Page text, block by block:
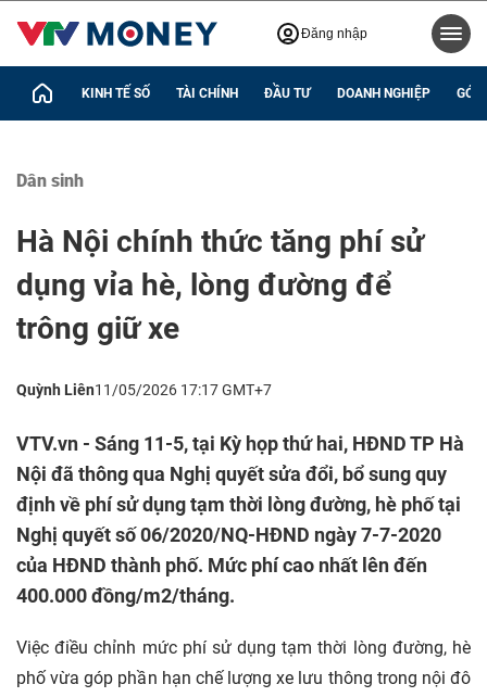
Đăng nhập
KINH TẾ SỐ TÀI CHÍNH ĐẦU TƯ DOANH NGHIỆP GÓC
Dân sinh
Hà Nội chính thức tăng phí sử
dụng vỉa hè, lòng đường để
trông giữ xe
Quỳnh Liên11/05/2026 17:17 GMT+7
VTV.vn - Sáng 11-5, tại Kỳ họp thứ hai, HĐND TP Hà
Nội đã thông qua Nghị quyết sửa đổi, bổ sung quy
định về phí sử dụng tạm thời lòng đường, hè phố tại
Nghị quyết số 06/2020/NQ-HĐND ngày 7-7-2020
của HĐND thành phố. Mức phí cao nhất lên đến
400.000 đồng/m2/tháng.
Việc điều chỉnh mức phí sử dụng tạm thời lòng đường, hè
phố vừa góp phần hạn chế lượng xe lưu thông trong nội đô